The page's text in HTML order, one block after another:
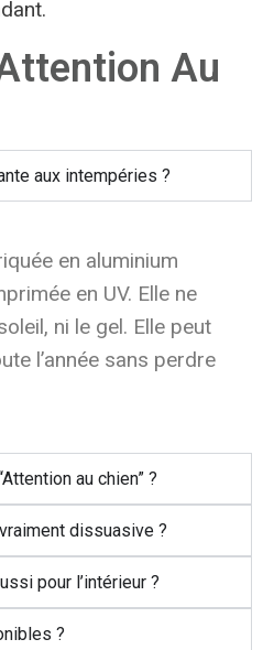
Au
aux intempéries ?
en aluminium
en UV. Elle ne
ni le gel. Elle peut
l’année sans perdre
au chien” ?
dissuasive ?
pour l’intérieur ?
?